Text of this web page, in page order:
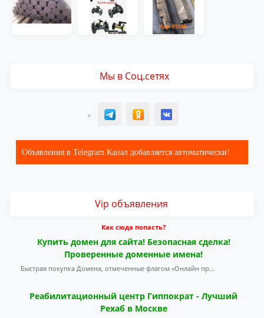
Мы в Соц.сетях
T ОК ВК
Объявления в Telegram Канал добавляется автоматически!
Vip объявления
Как сюда попасть?
Купить домен для сайта! Безопасная сделка!
Проверенные доменные имена!
Быстрая покупка Домена, отмеченные флагом «Онлайн пр...
Реабилитационный центр Гиппократ - Лучший
Рехаб в Москве